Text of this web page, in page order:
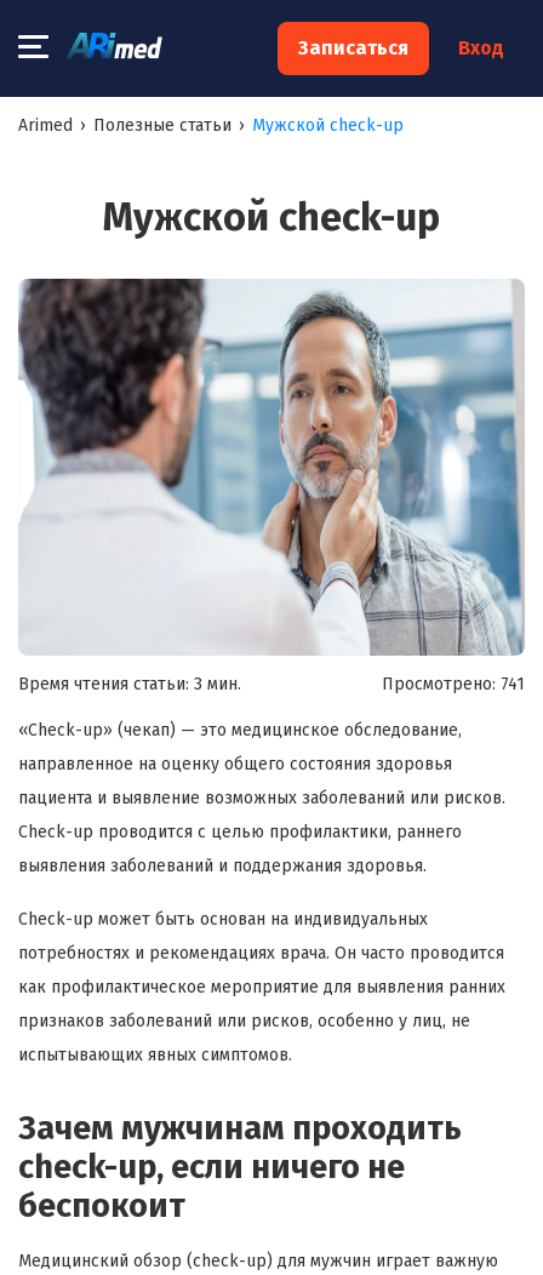
Записаться Вход
Arimed › Полезные статьи › Мужской check-up
Мужской check-up
Время чтения статьи: 3 мин. Просмотрено: 741
«Check-up» (чекап) — это медицинское обследование,
направленное на оценку общего состояния здоровья
пациента и выявление возможных заболеваний или рисков.
Check-up проводится с целью профилактики, раннего
выявления заболеваний и поддержания здоровья.
Check-up может быть основан на индивидуальных
потребностях и рекомендациях врача. Он часто проводится
как профилактическое мероприятие для выявления ранних
признаков заболеваний или рисков, особенно у лиц, не
испытывающих явных симптомов.
Зачем мужчинам проходить
check-up, если ничего не
беспокоит
Медицинский обзор (check-up) для мужчин играет важную
×
Запишитесь на консультацию к
Ваше имя:*
Ваш телефон:*
Ваш e-mail:*
Я согласен на обработку моих персональных данных